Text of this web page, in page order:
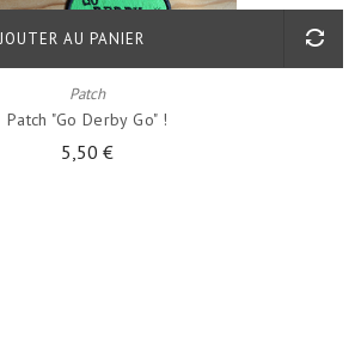
Patch
Patch "go Derby Go" !
5,50 €
AU PANIER